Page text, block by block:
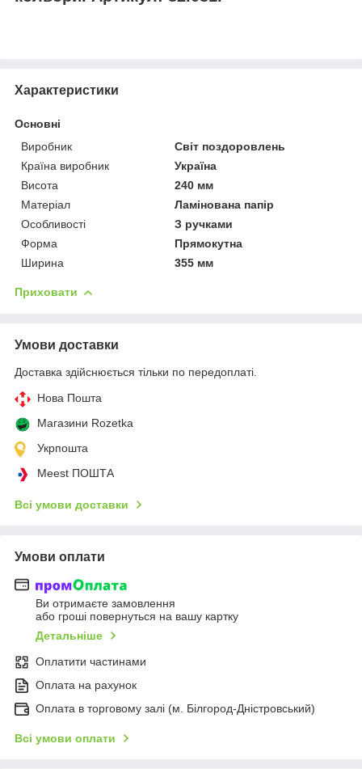
Характеристики
Основні
Виробник
Світ поздоровлень
Країна виробник
Україна
Висота
240 мм
Матеріал
Ламінована папір
Особливості
З ручками
Форма
Прямокутна
Ширина
355 мм
Приховати
Умови доставки
Доставка здійснюється тільки по передоплаті.
Нова Пошта
Магазини Rozetka
Укрпошта
Meest ПОШТА
Всі умови доставки
Умови оплати
Ви отримаєте замовлення
або гроші повернуться на вашу картку
Детальніше
Оплатити частинами
Оплата на рахунок
Оплата в торговому залі (м. Білгород-Дністровський)
Всі умови оплати